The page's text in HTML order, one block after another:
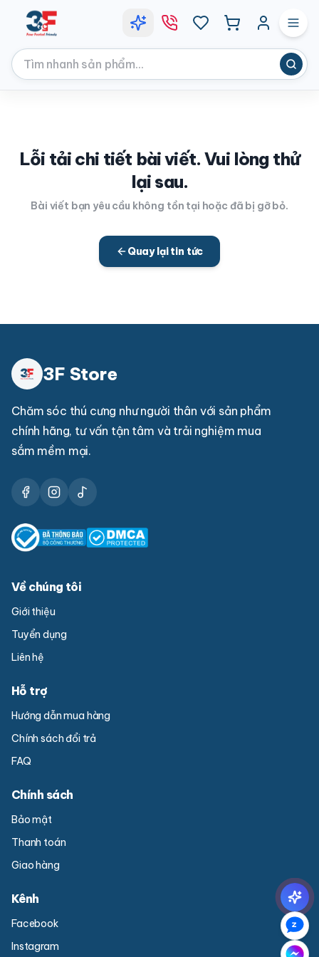
Lỗi tải chi tiết bài viết. Vui lòng thử
lại sau.
Bài viết bạn yêu cầu không tồn tại hoặc đã bị gỡ bỏ.
Quay lại tin tức
3F Store
Chăm sóc thú cưng như người thân với sản phẩm
chính hãng, tư vấn tận tâm và trải nghiệm mua
sắm mềm mại.
Về chúng tôi
Giới thiệu
Tuyển dụng
Liên hệ
Hỗ trợ
Hướng dẫn mua hàng
Chính sách đổi trả
FAQ
Chính sách
Bảo mật
Thanh toán
Giao hàng
Kênh
Facebook
Instagram